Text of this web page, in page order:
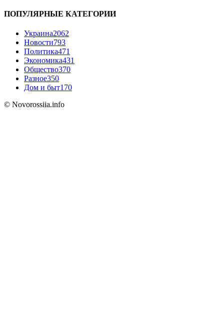
ПОПУЛЯРНЫЕ КАТЕГОРИИ
Украина2062
Новости793
Политика471
Экономика431
Общество370
Разное350
Дом и быт170
© Novorossiia.info